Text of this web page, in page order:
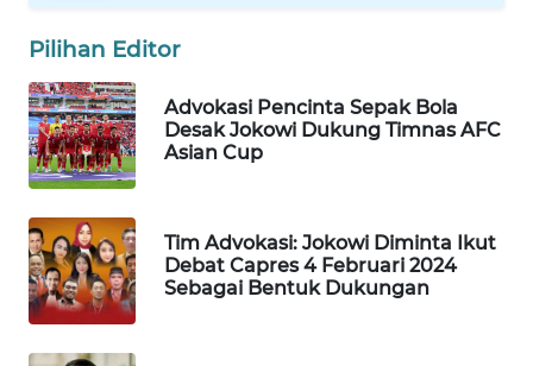
Pilihan Editor
Advokasi Pencinta Sepak Bola
Desak Jokowi Dukung Timnas AFC
Asian Cup
Tim Advokasi: Jokowi Diminta Ikut
Debat Capres 4 Februari 2024
Sebagai Bentuk Dukungan
Wahana
Group
WAHANA
NEWS
WAHANA
TANI
WAHANA
ADVOKAT